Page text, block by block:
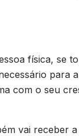
física, se
para
com o seu
vai receber